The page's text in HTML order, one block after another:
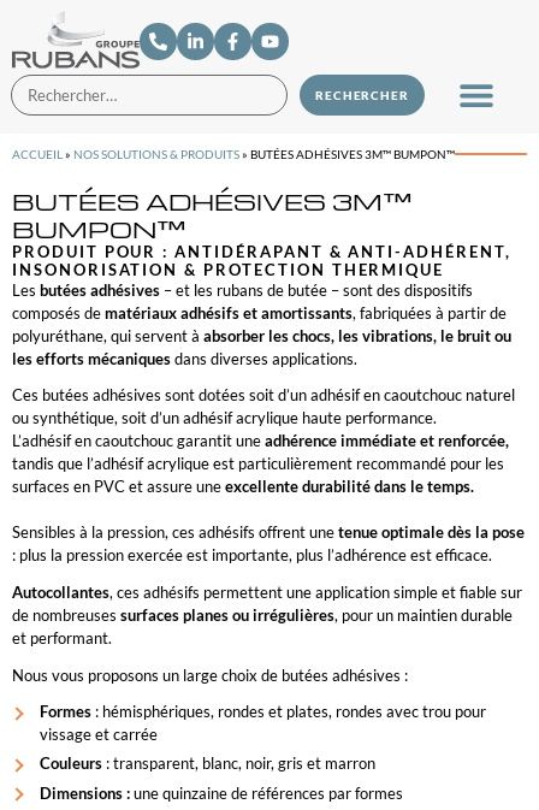
ACCUEIL » NOS SOLUTIONS & PRODUITS» BUTÉES ADHÉSIVES 3M™ BUMPON™
BUTÉES ADHÉSIVES 3M™
BUMPON™
PRODUIT POUR :ANTIDÉRAPANT & ANTI-ADHÉRENT,
INSONORISATION & PROTECTION THERMIQUE
Les butées adhésives – et les rubans de butée – sont des dispositifs
composés dematériaux adhésifs et amortissants, fabriquées à partir de
polyuréthane, qui servent à absorber les chocs, les vibrations, le bruit ou
les efforts mécaniquesdans diverses applications.
Ces butées adhésives sont dotées soit d’un adhésif en caoutchouc naturel
ou synthétique, soit d’un adhésif acrylique haute performance.
L’adhésif en caoutchouc garantit uneadhérence immédiate et renforcée,
tandis que l’adhésif acrylique est particulièrement recommandé pour les
surfaces en PVC et assure uneexcellente durabilité dans le temps.
Sensibles à la pression, ces adhésifs offrent unetenue optimale dès la pose
: plus la pression exercée est importante, plus l’adhérence est efficace.
Autocollantes, ces adhésifs permettent une application simple et fiable sur
de nombreuses surfaces planes ou irrégulières, pour un maintien durable
et performant.
Nous vous proposons un large choix de butées adhésives :
Formes : hémisphériques, rondes et plates, rondes avec trou pour
vissage et carrée
Couleurs : transparent, blanc, noir, gris et marron
Dimensions :une quinzaine de références par formes